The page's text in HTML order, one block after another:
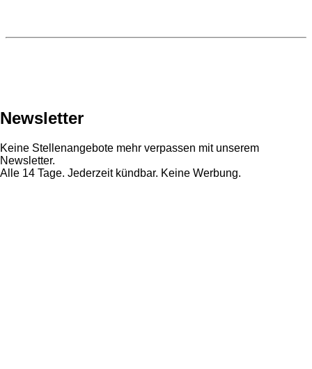
Newsletter
Keine Stellenangebote mehr verpassen mit unserem
Newsletter.
Alle 14 Tage. Jederzeit kündbar. Keine Werbung.